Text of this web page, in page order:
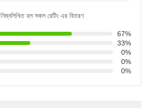
নিম্নলিখিত হল সকল রেটিং এর বিতরণ
67%
33%
0%
0%
0%